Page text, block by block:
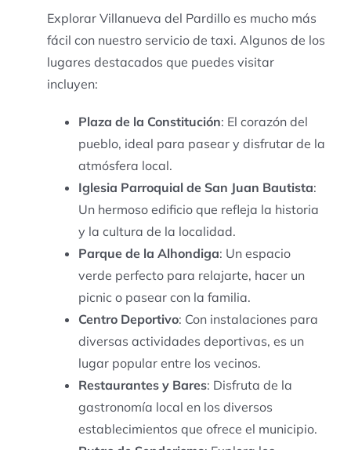
Explorar Villanueva del Pardillo es mucho más
fácil con nuestro servicio de taxi. Algunos de los
lugares destacados que puedes visitar
incluyen:
Plaza de la Constitución: El corazón del
pueblo, ideal para pasear y disfrutar de la
atmósfera local.
Iglesia Parroquial de San Juan Bautista:
Un hermoso edificio que refleja la historia
y la cultura de la localidad.
Parque de la Alhondiga: Un espacio
verde perfecto para relajarte, hacer un
picnic o pasear con la familia.
Centro Deportivo: Con instalaciones para
diversas actividades deportivas, es un
lugar popular entre los vecinos.
Restaurantes y Bares: Disfruta de la
gastronomía local en los diversos
establecimientos que ofrece el municipio.